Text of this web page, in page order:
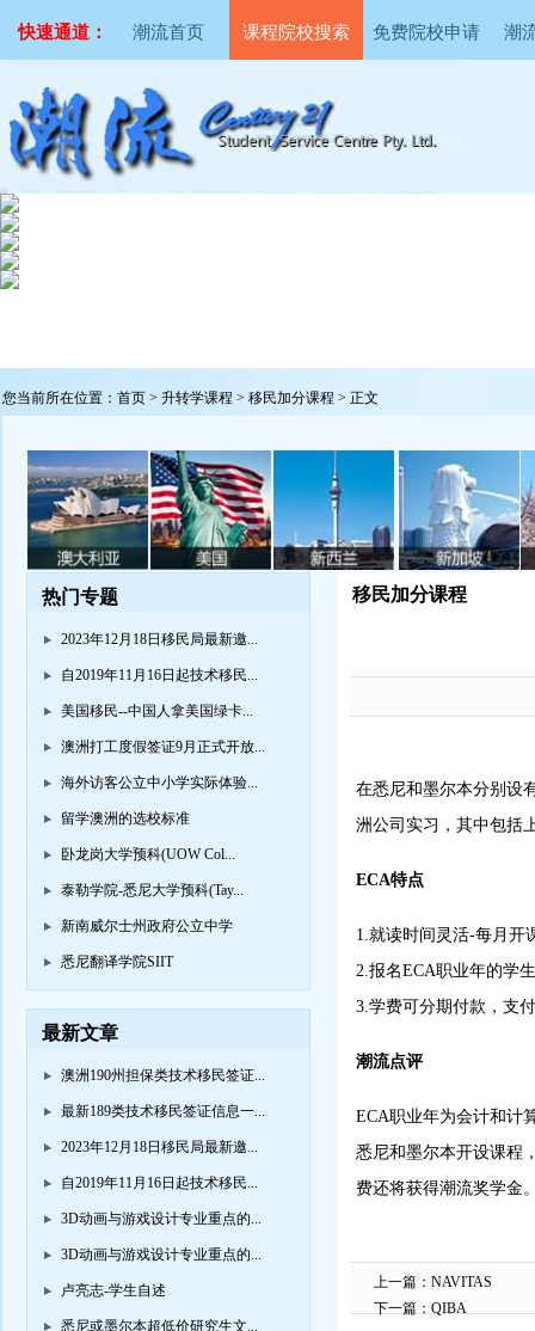
快速通道： 潮流首页 课程院校搜索 免费院校申请 潮
您当前所在位置： 首页 > 升转学课程 > 移民加分课程 > 正文
热门专题
2023年12月18日移民局最新邀...
自2019年11月16日起技术移民...
美国移民--中国人拿美国绿卡...
澳洲打工度假签证9月正式开放...
海外访客公立中小学实际体验...
留学澳洲的选校标准
卧龙岗大学预科(UOW Col...
泰勒学院-悉尼大学预科(Tay...
新南威尔士州政府公立中学
悉尼翻译学院SIIT
最新文章
澳洲190州担保类技术移民签证...
最新189类技术移民签证信息一...
2023年12月18日移民局最新邀...
自2019年11月16日起技术移民...
3D动画与游戏设计专业重点的...
3D动画与游戏设计专业重点的...
卢亮志-学生自述
悉尼或墨尔本超低价研究生文...
移民加分课程
在悉尼和墨尔本分别设
洲公司实习，其中包括
ECA特点
1.就读时间灵活-每月开
2.报名ECA职业年的学
3.学费可分期付款，支
潮流点评
ECA职业年为会计和计
悉尼和墨尔本开设课程
费还将获得潮流奖学金
上一篇： NAVITAS
下一篇： QIBA